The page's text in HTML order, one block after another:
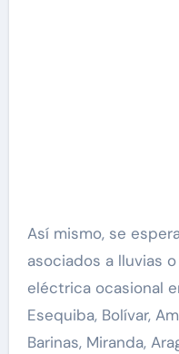
Así mismo, se
asociados a lluvias
eléctrica ocasional
Esequiba, Bolívar,
Barinas, Miranda,